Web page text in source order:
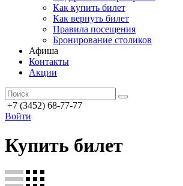
Как купить билет
Как вернуть билет
Правила посещения
Бронирование столиков
Афиша
Контакты
Акции
+7 (3452) 68-77-77
Войти
Купить билет